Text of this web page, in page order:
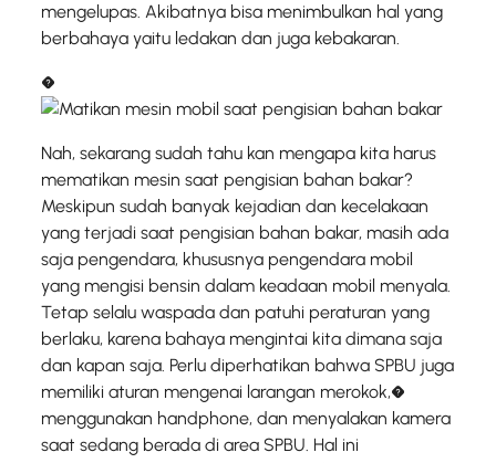
mengelupas. Akibatnya bisa menimbulkan hal yang
berbahaya yaitu ledakan dan juga kebakaran.
�
Nah, sekarang sudah tahu kan mengapa kita harus
mematikan mesin saat pengisian bahan bakar?
Meskipun sudah banyak kejadian dan kecelakaan
yang terjadi saat pengisian bahan bakar, masih ada
saja pengendara, khususnya pengendara mobil
yang mengisi bensin dalam keadaan mobil menyala.
Tetap selalu waspada dan patuhi peraturan yang
berlaku, karena bahaya mengintai kita dimana saja
dan kapan saja. Perlu diperhatikan bahwa SPBU juga
memiliki aturan mengenai larangan merokok,�
menggunakan handphone, dan menyalakan kamera
saat sedang berada di area SPBU. Hal ini